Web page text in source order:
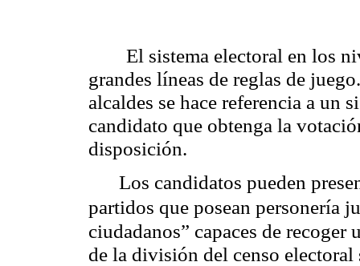
El sistema electoral en los
grandes líneas de reglas de
alcaldes se hace referencia a un
candidato que obtenga la
disposición.
Los candidatos pueden
partidos que posean personería
ciudadanos” capaces de
de la división del censo